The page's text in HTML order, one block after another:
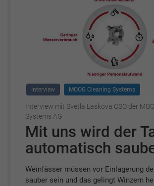
Interview MOOG Cleaning Systems
Interview mit Svetla Laskova CSO der
Systems AG
Mit uns wird der
automatisch
Weinfässer müssen vor Einlagerung
sauber sein und das gelingt Winzern